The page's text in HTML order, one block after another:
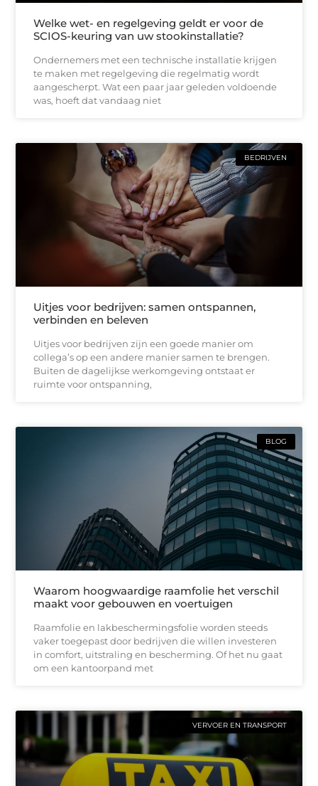
Welke wet- en regelgeving geldt er voor de
SCIOS-keuring van uw stookinstallatie?
Ondernemers met een technische installatie krijgen
te maken met regelgeving die regelmatig wordt
aangescherpt. Wat een paar jaar geleden voldoende
was, hoeft dat vandaag niet
BEDRIJVEN
Uitjes voor bedrijven: samen ontspannen,
verbinden en beleven
Uitjes voor bedrijven zijn een goede manier om
collega’s op een andere manier samen te brengen.
Buiten de dagelijkse werkomgeving ontstaat er
ruimte voor ontspanning,
BLOG
Waarom hoogwaardige raamfolie het verschil
maakt voor gebouwen en voertuigen
Raamfolie en lakbeschermingsfolie worden steeds
vaker toegepast door bedrijven die willen investeren
in comfort, uitstraling en bescherming. Of het nu gaat
om een kantoorpand met
VERVOER EN TRANSPORT